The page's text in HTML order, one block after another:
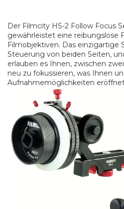
Der Filmcity HS-2 Follow Focus
gewährleistet eine reibungslose
Filmobjektiven. Das einzigartige
Steuerung von beiden Seiten,
erlauben es Ihnen, zwischen
neu zu fokussieren, was Ihnen
Aufnahmemöglichkeiten